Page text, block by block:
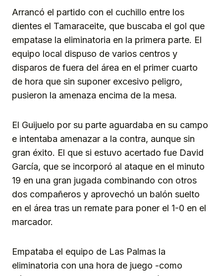
Arrancó el partido con el cuchillo entre los
dientes el Tamaraceite, que buscaba el gol que
empatase la eliminatoria en la primera parte. El
equipo local dispuso de varios centros y
disparos de fuera del área en el primer cuarto
de hora que sin suponer excesivo peligro,
pusieron la amenaza encima de la mesa.
El Guijuelo por su parte aguardaba en su campo
e intentaba amenazar a la contra, aunque sin
gran éxito. El que si estuvo acertado fue David
García, que se incorporó al ataque en el minuto
19 en una gran jugada combinando con otros
dos compañeros y aprovechó un balón suelto
en el área tras un remate para poner el 1-0 en el
marcador.
Empataba el equipo de Las Palmas la
eliminatoria con una hora de juego -como